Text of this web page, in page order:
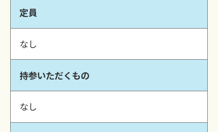
定員
なし
持参いただくもの
なし